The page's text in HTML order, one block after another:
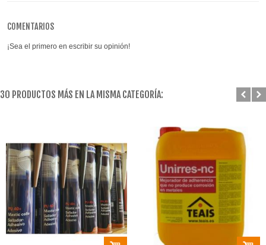
COMENTARIOS
¡Sea el primero en escribir su opinión!
30 PRODUCTOS MÁS EN LA MISMA CATEGORÍA: